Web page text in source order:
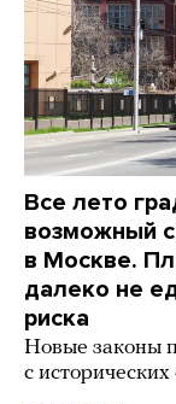
Все лето
возможный
в Москве.
далеко не
риска
Новые законы
с